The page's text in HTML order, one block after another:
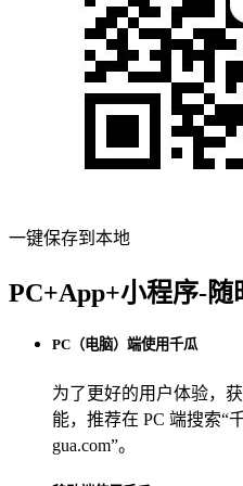
一键保存到本地
PC+App+小程序-随
PC（电脑）端使用千瓜
为了更好的用户体验，
能，推荐在 PC 端搜索“
gua.com”。